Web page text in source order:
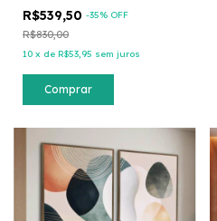
R$539,50 -35% OFF
R$830,00
10 x de R$53,95 sem juros
Comprar